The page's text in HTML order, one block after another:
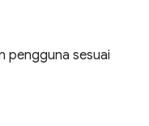
pengguna sesuai